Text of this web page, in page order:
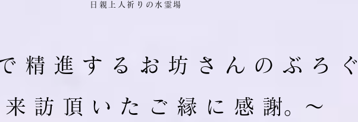
日親上人祈りの水霊場
精 進 す る お 坊 さ ん の ぶ ろ ぐ
来 訪 頂 い た ご 縁 に 感 謝。～